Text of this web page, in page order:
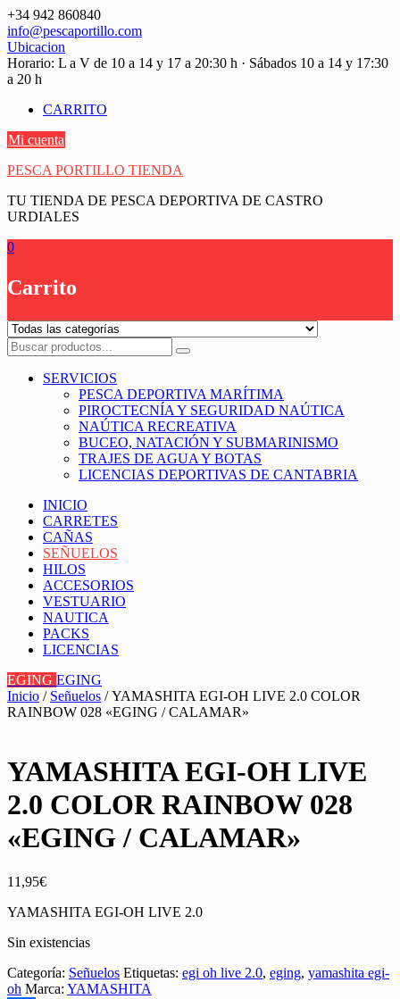
Saltar
contenido
+34 942 860840
info@pescaportillo.com
Ubicacion
Horario: L a V de 10 a 14 y 17 a 20:30 h · Sábados 10 a 14 y 17:30
a 20 h
CARRITO
Mi cuenta
PESCA PORTILLO TIENDA
TU TIENDA DE PESCA DEPORTIVA DE CASTRO
URDIALES
0
Carrito
SERVICIOS
PESCA DEPORTIVA MARÍTIMA
PIROCTECNÍA Y SEGURIDAD NAÚTICA
NAÚTICA RECREATIVA
BUCEO, NATACIÓN Y SUBMARINISMO
TRAJES DE AGUA Y BOTAS
LICENCIAS DEPORTIVAS DE CANTABRIA
INICIO
CARRETES
CAÑAS
SEÑUELOS
HILOS
ACCESORIOS
VESTUARIO
NAUTICA
PACKS
LICENCIAS
EGING EGING
Inicio / Señuelos / YAMASHITA EGI-OH LIVE 2.0 COLOR
RAINBOW 028 «EGING / CALAMAR»
YAMASHITA EGI-OH LIVE
2.0 COLOR RAINBOW 028
«EGING / CALAMAR»
11,95€
YAMASHITA EGI-OH LIVE 2.0
Sin existencias
Categoría: Señuelos Etiquetas: egi oh live 2.0, eging, yamashita egi-
oh Marca: YAMASHITA